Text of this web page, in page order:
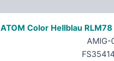
ATOM Color Hellblau RLM78